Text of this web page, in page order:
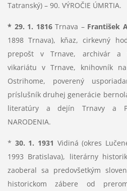
Tatranský) – 90. VÝROČIE ÚMRTIA.
* 29. 1. 1816Trnava – František
1898 Trnava), kňaz, cirkevný
prepošt v Trnave, archivár a
vikariátu v Trnave, knihovník
Ostrihome, poverený
príslušník druhej generácie
literatúry a dejín Trnavy a
NARODENIA.
* 30. 1. 1931 Vidiná (okres
1993 Bratislava), literárny
zaoberal sa predovšetkým
historickom zábere od